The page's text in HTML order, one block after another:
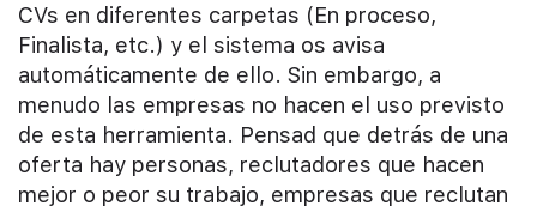
CVs en diferentes carpetas (En proceso,
Finalista, etc.) y el sistema os avisa
automáticamente de ello. Sin embargo, a
menudo las empresas no hacen el uso previsto
de esta herramienta. Pensad que detrás de una
oferta hay personas, reclutadores que hacen
mejor o peor su trabajo, empresas que reclutan